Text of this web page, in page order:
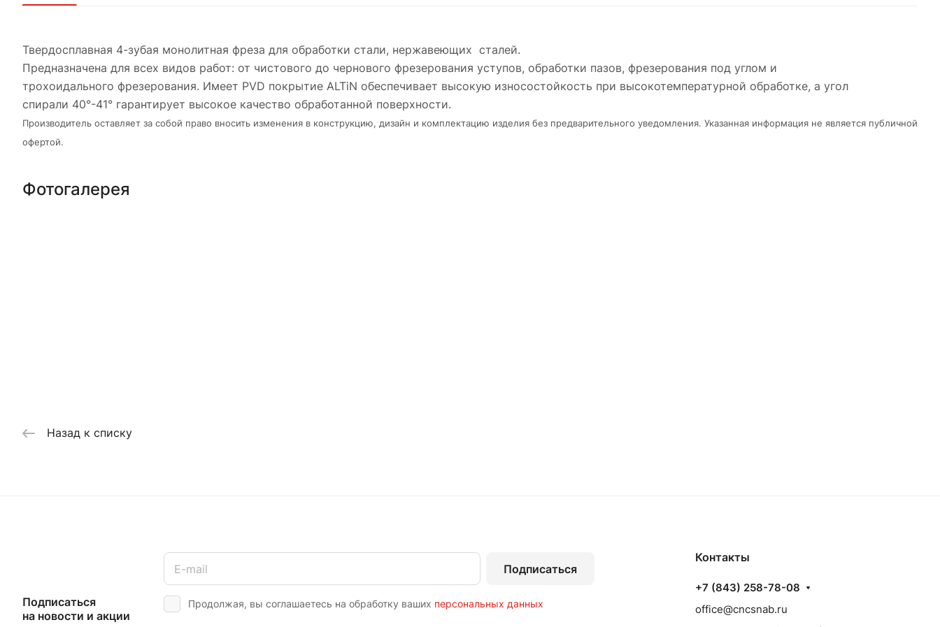
Твердосплавная 4-зубая монолитная фреза для обработки стали, нержавеющих сталей.
Предназначена для всех видов работ: от чистового до чернового фрезерования уступов, обработки пазов, фрезерования под углом и
трохоидального фрезерования. Имеет PVD покрытие ALTiN обеспечивает высокую износостойкость при высокотемпературной обработке, а угол
спирали 40°-41° гарантирует высокое качество обработанной поверхности.
Производитель оставляет за собой право вносить изменения в конструкцию, дизайн и комплектацию изделия без предварительного уведомления. Указанная информация не является публичной
офертой.
Фотогалерея
Назад к списку
Подписаться
на новости и акции
Подписаться
Продолжая, вы соглашаетесь на обработку ваших персональных данных
Контакты
+7 (843) 258-78-08
office@cncsnab.ru